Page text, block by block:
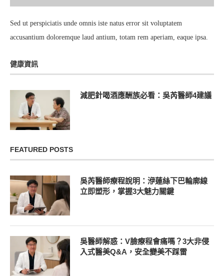
Sed ut perspiciatis unde omnis iste natus error sit voluptatem
accusantium doloremque laud antium, totam rem aperiam, eaque ipsa.
健康資訊
減肥針喝酒應酬族必看：吳芮醫師4建議
FEATURED POSTS
吳芮醫師療程說明：洢蓮絲下巴輪廓線
立即塑形，掌握3大魅力關鍵
吳醫師解惑：V臉療程會痛嗎？3大非侵
入式醫美Q&A，安全變美不踩雷